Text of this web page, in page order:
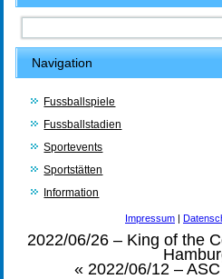
Navigation
Fussballspiele
Fussballstadien
Sportevents
Sportstätten
Information
Impressum |
2022/06/26 – King of the
« 2022/06/12 –